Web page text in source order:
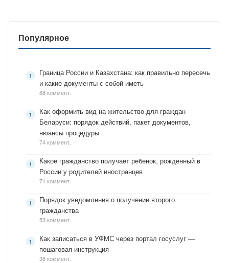
Популярное
Граница России и Казахстана: как правильно пересечь
и какие документы с собой иметь
88 коммент.
Как оформить вид на жительство для граждан
Беларуси: порядок действий, пакет документов,
нюансы процедуры
74 коммент.
Какое гражданство получает ребенок, рожденный в
России у родителей иностранцев
71 коммент.
Порядок уведомления о получении второго
гражданства
53 коммент.
Как записаться в УФМС через портал госуслуг —
пошаговая инструкция
38 коммент.